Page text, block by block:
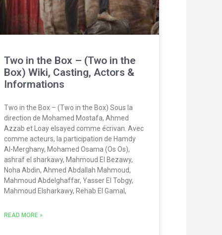
Two in the Box – (Two in the
Box) Wiki, Casting, Actors &
Informations
Two in the Box – (Two in the Box) Sous la
direction de Mohamed Mostafa, Ahmed
Azzab et Loay elsayed comme écrivan. Avec
comme acteurs, la participation de Hamdy
Al-Merghany, Mohamed Osama (Os Os),
ashraf el sharkawy, Mahmoud El Bezawy,
Noha Abdin, Ahmed Abdallah Mahmoud,
Mahmoud Abdelghaffar, Yasser El Tobgy,
Mahmoud Elsharkawy, Rehab El Gamal,
READ MORE »